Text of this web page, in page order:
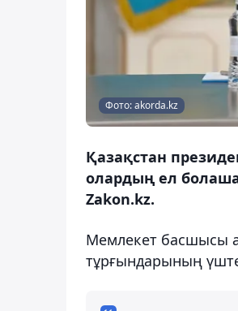
Фото: akorda.kz
Қазақстан
олардың ел
Zakon.kz.
Мемлекет басшысы
тұрғындарының